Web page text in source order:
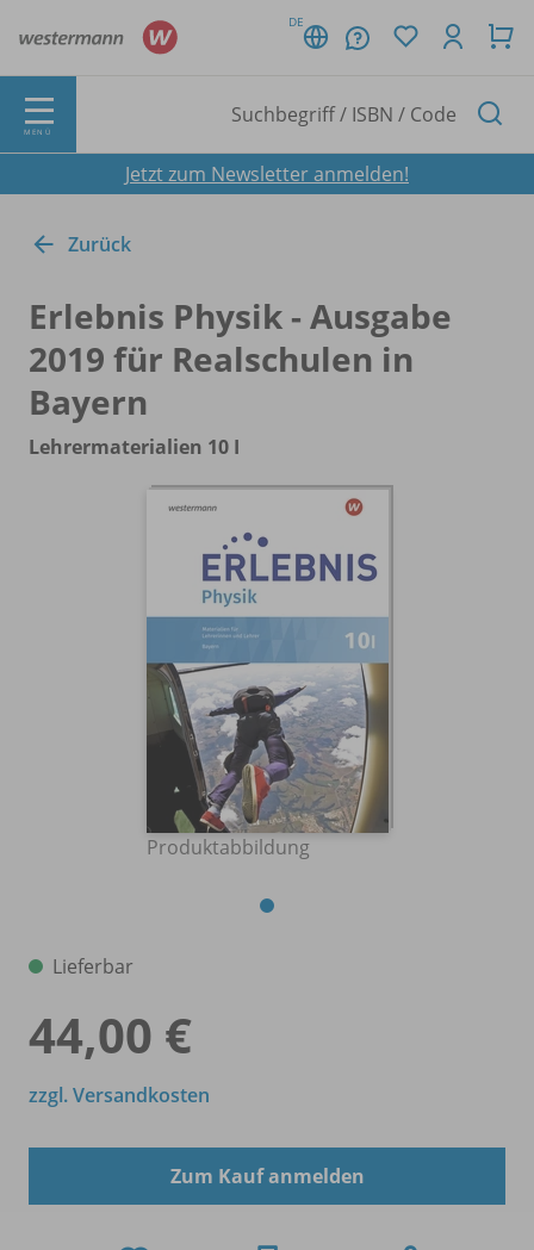
DE
MENÜ
Jetzt zum Newsletter anmelden!
Zurück
Erlebnis Physik - Ausgabe
2019 für Realschulen in
Bayern
Lehrermaterialien 10 I
Produktabbildung
Lieferbar
44,00 €
zzgl. Versandkosten
Zum Kauf anmelden